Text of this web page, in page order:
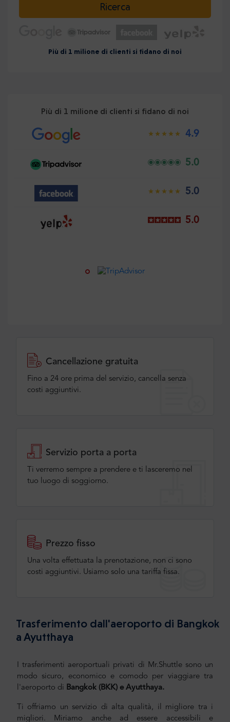
Ricerca
Più di 1 milione di clienti si fidano di noi
Più di 1 milione di clienti si fidano di noi
4.9
5.0
5.0
5.0
Cancellazione gratuita
Fino a 24 ore prima del servizio, cancella senza
costi aggiuntivi.
Servizio porta a porta
Ti verremo sempre a prendere e ti lasceremo nel
tuo luogo di soggiorno.
Prezzo fisso
Una volta effettuata la prenotazione, non ci sono
costi aggiuntivi. Usiamo solo una tariffa fissa.
Trasferimento dall'aeroporto di Bangkok
a Ayutthaya
I trasferimenti aeroportuali privati di Mr.Shuttle sono un
modo sicuro, economico e comodo per viaggiare tra
l'aeroporto di Bangkok (BKK) e Ayutthaya.
Ti offriamo un servizio di alta qualità, il migliore tra i
migliori. Miriamo anche ad essere accessibili e